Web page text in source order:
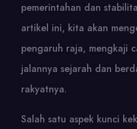
pemerintahan dan
artikel ini, kita akan
pengaruh raja, mengkaji
jalannya sejarah dan
rakyatnya.
Salah satu aspek kunci